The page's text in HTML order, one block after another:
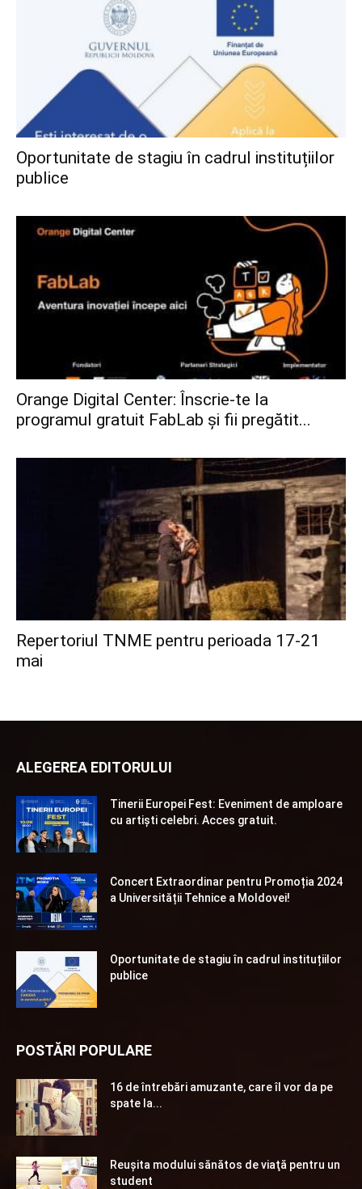
Oportunitate de stagiu în cadrul instituțiilor
publice
Orange Digital Center: Înscrie-te la
programul gratuit FabLab și fii pregătit...
Repertoriul TNME pentru perioada 17-21
mai
ALEGEREA EDITORULUI
Tinerii Europei Fest: Eveniment de amploare
cu artiști celebri. Acces gratuit.
Concert Extraordinar pentru Promoția 2024
a Universității Tehnice a Moldovei!
Oportunitate de stagiu în cadrul instituțiilor
publice
POSTĂRI POPULARE
16 de întrebări amuzante, care îl vor da pe
spate la...
Reuşita modului sănătos de viaţă pentru un
student